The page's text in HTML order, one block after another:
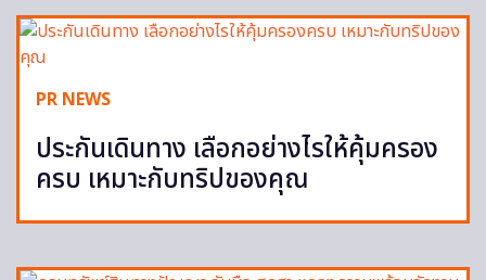
PR NEWS
ประกันเดินทาง เลือกอย่างไรให้คุ้มครอง
ครบ เหมาะกับทริปของคุณ